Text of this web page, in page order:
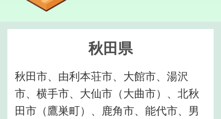
秋田県
秋田市、由利本荘市、大館市、湯沢
市、横手市、大仙市（大曲市）、北秋
田市（鷹巣町）、鹿角市、能代市、男